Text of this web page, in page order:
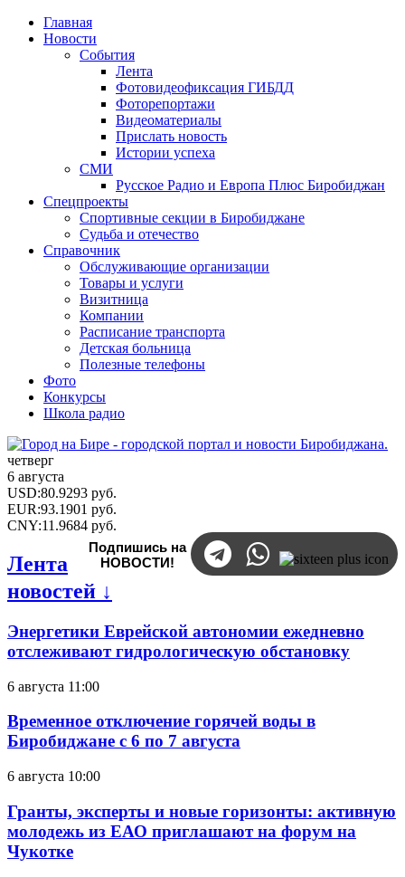
Главная
Новости
События
Лента
Фотовидеофиксация ГИБДД
Фоторепортажи
Видеоматериалы
Прислать новость
Истории успеха
СМИ
Русское Радио и Европа Плюс Биробиджан
Спецпроекты
Спортивные секции в Биробиджане
Судьба и отечество
Справочник
Обслуживающие организации
Товары и услуги
Визитница
Компании
Расписание транспорта
Детская больница
Полезные телефоны
Фото
Конкурсы
Школа радио
четверг
6 августа
USD:80.9293 руб.
EUR:93.1901 руб.
CNY:11.9684 руб.
Подпишись на
НОВОСТИ!
Лента
новостей ↓
Энергетики Еврейской автономии ежедневно
отслеживают гидрологическую обстановку
6 августа 11:00
Временное отключение горячей воды в
Биробиджане с 6 по 7 августа
6 августа 10:00
Гранты, эксперты и новые горизонты: активную
молодежь из ЕАО приглашают на форум на
Чукотке